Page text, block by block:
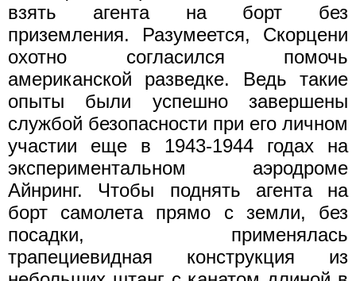
взять агента на борт без
приземления. Разумеется, Скорцени
охотно согласился помочь
американской разведке. Ведь такие
опыты были успешно завершены
службой безопасности при его личном
участии еще в 1943-1944 годах на
экспериментальном аэродроме
Айнринг. Чтобы поднять агента на
борт самолета прямо с земли, без
посадки, применялась
трапециевидная конструкция из